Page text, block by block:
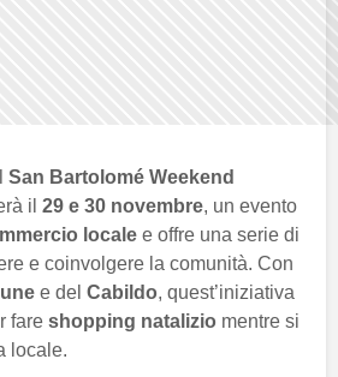
San Bartolomé Weekend
il 29 e 30 novembre, un evento
locale e offre una serie di
e coinvolgere la comunità. Con
e del Cabildo, quest’iniziativa
fare shopping natalizio mentre si
locale.